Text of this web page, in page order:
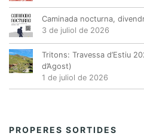
Caminada nocturna,
3 de juliol de 2026
Tritons: Travessa d’Estiu
d’Agost)
1 de juliol de 2026
PROPERES SORTIDES